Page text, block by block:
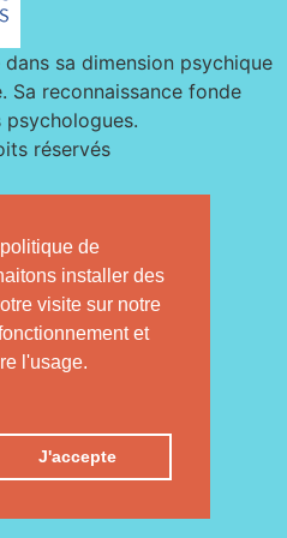
de
installer des
visite sur notre
et
l'usage.
J'accepte
sa dimension psychique
Sa reconnaissance fonde
psychologues.
réservés